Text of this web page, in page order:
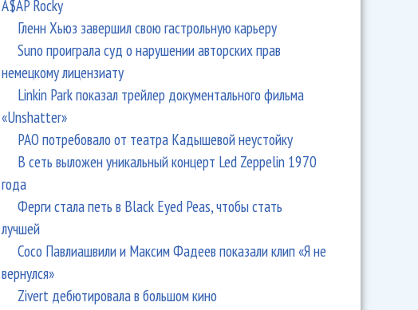
A$AP Rocky
Гленн Хьюз завершил свою гастрольную карьеру
Suno проиграла суд о нарушении авторских прав
немецкому лицензиату
Linkin Park показал трейлер документального фильма
«Unshatter»
РАО потребовало от театра Кадышевой неустойку
В сеть выложен уникальный концерт Led Zeppelin 1970
года
Ферги стала петь в Black Eyed Peas, чтобы стать
лучшей
Сосо Павлиашвили и Максим Фадеев показали клип «Я не
вернулся»
Zivert дебютировала в большом кино